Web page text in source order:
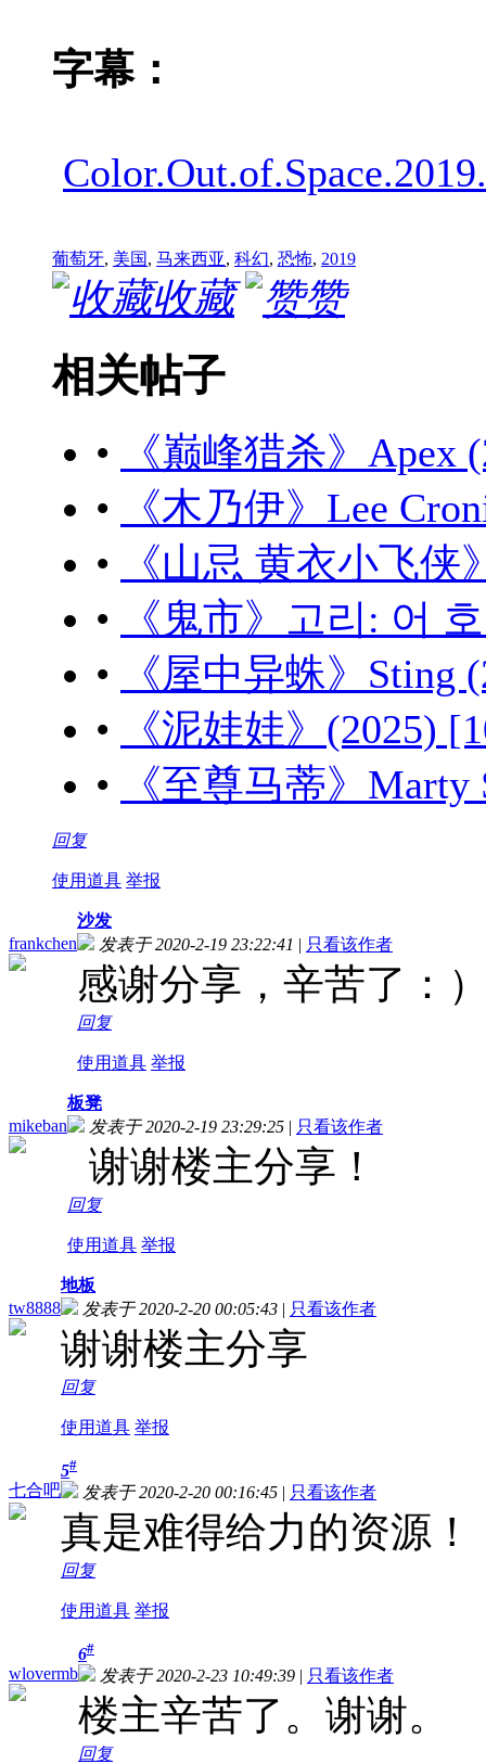
字幕：
葡萄牙, 美国, 马来西亚, 科幻, 恐怖, 2019
收藏 赞
相关帖子
•
《巅峰猎杀》Apex
•
《木乃伊》Lee
•
《山忌 黄衣小飞
•
《鬼市》고리: 어
•
《屋中异蛛》Sting
•
《泥娃娃》(2025)
•
《至尊马蒂》
回复
使用道具 举报
frankchen
沙发
发表于 2020-2-19 23:22:41 | 只看该作者
感谢分享，辛苦了：
回复
使用道具 举报
mikeban
板凳
发表于 2020-2-19 23:29:25 | 只看该作者
谢谢楼主分享！
回复
使用道具 举报
tw8888
地板
发表于 2020-2-20 00:05:43 | 只看该作者
谢谢楼主分享
回复
使用道具 举报
七合吧
5#
发表于 2020-2-20 00:16:45 | 只看该作者
真是难得给力的资源！
回复
使用道具 举报
wlovermb
6#
发表于 2020-2-23 10:49:39 | 只看该作者
楼主辛苦了。谢谢。
回复